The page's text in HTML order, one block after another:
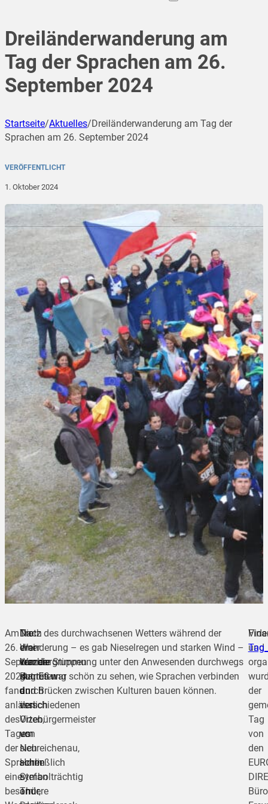
Dreiländerwanderung am
Tag der Sprachen am 26.
September 2024
Startseite/Aktuelles/Dreiländerwanderung am Tag der
Sprachen am 26. September 2024
VERÖFFENTLICHT
1. Oktober 2024
Am
26.
September
2024
fand
anlässlich
des
Tages
der
Sprachen
eine
besondere
Die
drei
Wandergruppen
starteten
an
verschiedenen
Orten,
um
sich
schließlich
symbolträchtig
am
Nach
einer
kurzen
Begrüßung
durch
den
Vizebürgermeister
von
Neureichenau,
Herrn
Stefan
Thür,
Trotz des durchwachsenen Wetters während der
Wanderung – es gab Nieselregen und starken Wind –
war die Stimmung unter den Anwesenden durchwegs
gut. Es war schön zu sehen, wie Sprachen verbinden
und Brücken zwischen Kulturen bauen können.
und
der
Tag
von
den